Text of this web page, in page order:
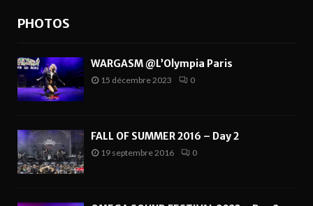
PHOTOS
WARGASM @L’Olympia Paris
15 décembre 2023 0
FALL OF SUMMER 2016 – Day 2
19 septembre 2016 0